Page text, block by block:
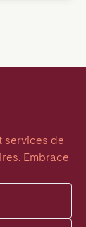
services de
Embrace